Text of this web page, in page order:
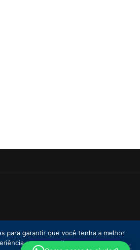
para garantir que você tenha a melhor
em nosso site.